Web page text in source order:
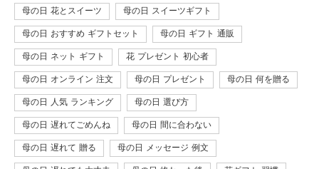
母の日 花とスイーツ 母の日 スイーツギフト
母の日 おすすめ ギフトセット 母の日 ギフト 通販
母の日 ネット ギフト 花 プレゼント 初心者
母の日 オンライン 注文 母の日 プレゼント 母の日 何を贈る
母の日 人気 ランキング 母の日 選び方
母の日 遅れてごめんね 母の日 間に合わない
母の日 遅れて 贈る 母の日 メッセージ 例文